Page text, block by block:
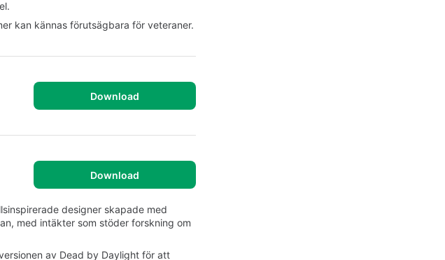
kan kännas förutsägbara för veteraner.
Download
Download
designer skapade med
med intäkter som stöder forskning om
av Dead by Daylight för att